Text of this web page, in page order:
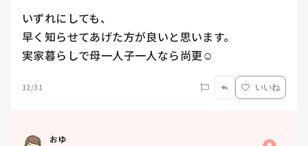
いずれにしても、
早く知らせてあげた方が良いと思います。
実家暮らしで母一人子一人なら尚更☺️
12/31 いいね
おゆ